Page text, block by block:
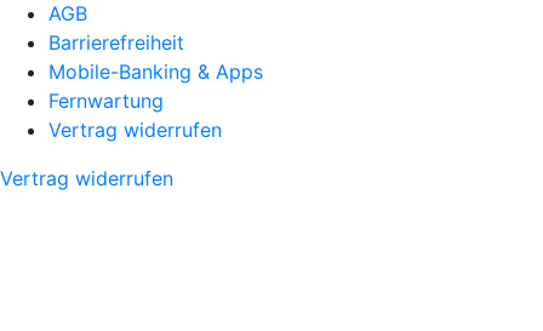
AGB
Barrierefreiheit
Mobile-Banking & Apps
Fernwartung
Vertrag widerrufen
Vertrag widerrufen